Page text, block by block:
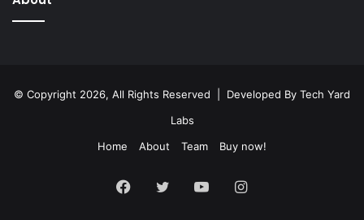
© Copyright 2026, All Rights Reserved | Developed By Tech Yard
Labs
Home
About Team Buy now!
Facebook
Twitter YouTubeInstagram